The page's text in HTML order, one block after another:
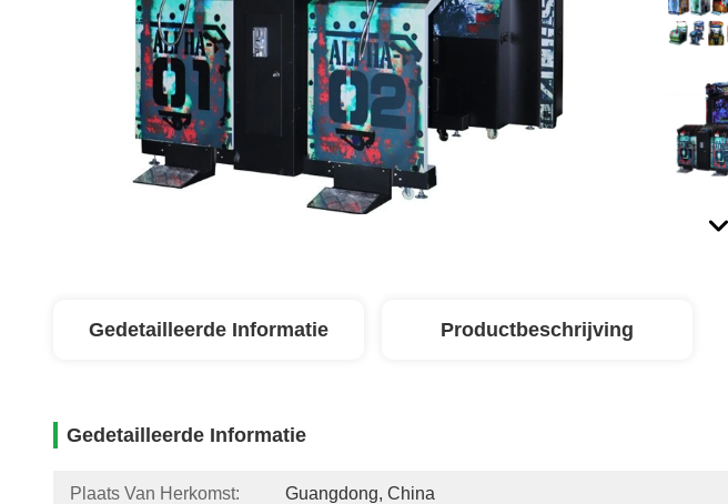
Gedetailleerde Informatie Productbeschrijving
Gedetailleerde Informatie
Plaats Van Herkomst: Guangdong, China